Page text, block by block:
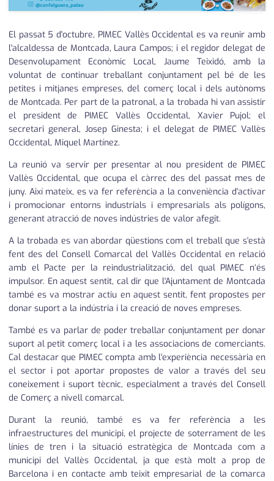
El passat 5 d'octubre, PIMEC Vallès Occidental es va reunir amb
l'alcaldessa de Montcada, Laura Campos; i el regidor delegat de
Desenvolupament Econòmic Local, Jaume Teixidó, amb la
voluntat de continuar treballant conjuntament pel bé de les
petites i mitjanes empreses, del comerç local i dels autònoms
de Montcada. Per part de la patronal, a la trobada hi van assistir
el president de PIMEC Vallès Occidental, Xavier Pujol; el
secretari general, Josep Ginesta; i el delegat de PIMEC Vallès
Occidental, Miquel Martínez.
La reunió va servir per presentar al nou president de PIMEC
Vallès Occidental, que ocupa el càrrec des del passat mes de
juny. Així mateix, es va fer referència a la conveniència d'activar
i promocionar entorns industrials i empresarials als polígons,
generant atracció de noves indústries de valor afegit.
A la trobada es van abordar qüestions com el treball que s'està
fent des del Consell Comarcal del Vallès Occidental en relació
amb el Pacte per la reindustrialització, del qual PIMEC n‘és
impulsor. En aquest sentit, cal dir que l'Ajuntament de Montcada
també es va mostrar actiu en aquest sentit, fent propostes per
donar suport a la indústria i la creació de noves empreses.
També es va parlar de poder treballar conjuntament per donar
suport al petit comerç local i a les associacions de comerciants.
Cal destacar que PIMEC compta amb l'experiència necessària en
el sector i pot aportar propostes de valor a través del seu
coneixement i suport tècnic, especialment a través del Consell
de Comerç a nivell comarcal.
Durant la reunió, també es va fer referència a les
infraestructures del municipi, el projecte de soterrament de les
línies de tren i la situació estratègica de Montcada com a
municipi del Vallès Occidental, ja que està molt a prop de
Barcelona i en contacte amb teixit empresarial de la comarca